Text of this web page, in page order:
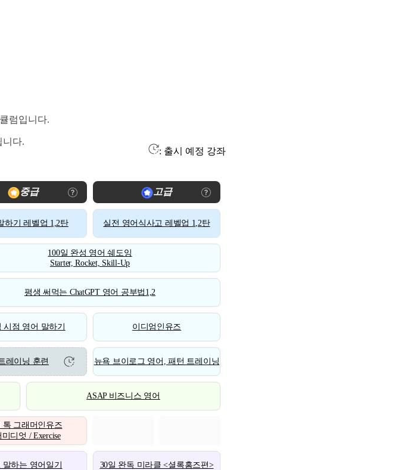
럼입니다.
니다.
: 출시 예정 강좌
중급 고급
하기 레벨업 1,2탄 실전 영어식사고 레벨업 1,2탄
100일 완성 영어 쉐도잉
Starter, Rocket, Skill-Up
평생 써먹는 ChatGPT 영어 공부법1,2
시점 영어 말하기 이디엄인유즈
레이닝 훈련 뉴욕 브이로그 영어, 패턴 트레이닝
ASAP 비즈니스 영어
톡 그래머인유즈
미디엇 / Exercise
말하는 영어일기 30일 완독 미라클 <셜록홈즈편>